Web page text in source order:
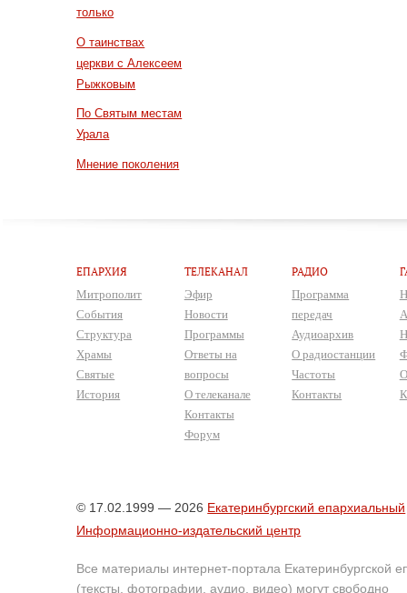
только
О таинствах
церкви с Алексеем
Рыжковым
По Святым местам
Урала
Мнение поколения
ЕПАРХИЯ
Митрополит
События
Структура
Храмы
Святые
История
ТЕЛЕКАНАЛ
Эфир
Новости
Программы
Ответы на
вопросы
О телеканале
Контакты
Форум
РАДИО
Программа
передач
Аудиоархив
О радиостанции
Частоты
Контакты
© 17.02.1999 — 2026 Екатеринбургский епархиальный
Информационно-издательский центр
Все материалы интернет-портала Екатеринбургской
(тексты, фотографии, аудио, видео) могут свободно